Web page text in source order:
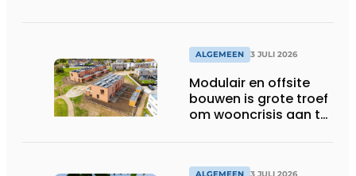
ALGEMEEN 3 JULI 2026
Modulair en offsite
bouwen is grote troef
om wooncrisis aan te